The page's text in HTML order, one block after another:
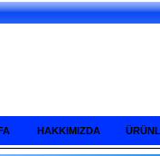
HAKKIMIZDA